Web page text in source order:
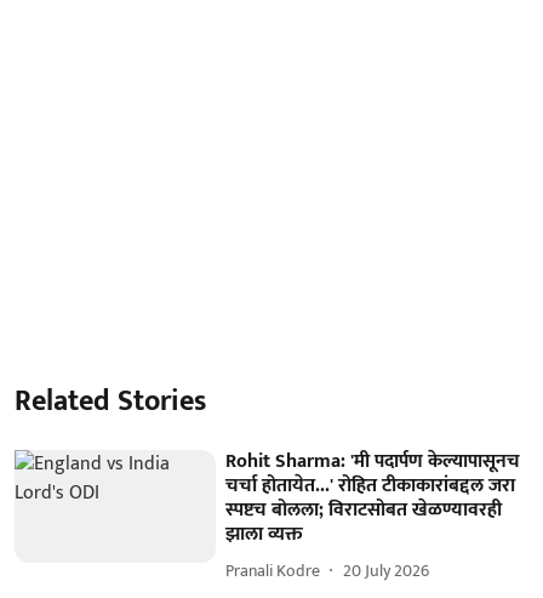
Related Stories
Rohit Sharma: 'मी पदार्पण केल्यापासूनच
चर्चा होतायेत...' रोहित टीकाकारांबद्दल जरा
स्पष्टच बोलला; विराटसोबत खेळण्यावरही
झाला व्यक्त
Pranali Kodre 20 July 2026